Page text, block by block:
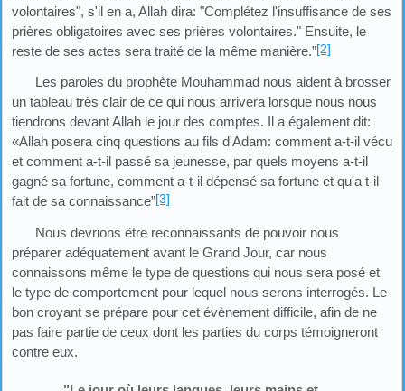
volontaires", s'il en a, Allah dira: "Complétez l'insuffisance de ses
prières obligatoires avec ses prières volontaires." Ensuite, le
reste de ses actes sera traité de la même manière.”[2]
Les paroles du prophète Mouhammad nous aident à brosser
un tableau très clair de ce qui nous arrivera lorsque nous nous
tiendrons devant Allah le jour des comptes. Il a également dit:
«Allah posera cinq questions au fils d'Adam: comment a-t-il vécu
et comment a-t-il passé sa jeunesse, par quels moyens a-t-il
gagné sa fortune, comment a-t-il dépensé sa fortune et qu'a t-il
fait de sa connaissance”[3]
Nous devrions être reconnaissants de pouvoir nous
préparer adéquatement avant le Grand Jour, car nous
connaissons même le type de questions qui nous sera posé et
le type de comportement pour lequel nous serons interrogés. Le
bon croyant se prépare pour cet évènement difficile, afin de ne
pas faire partie de ceux dont les parties du corps témoigneront
contre eux.